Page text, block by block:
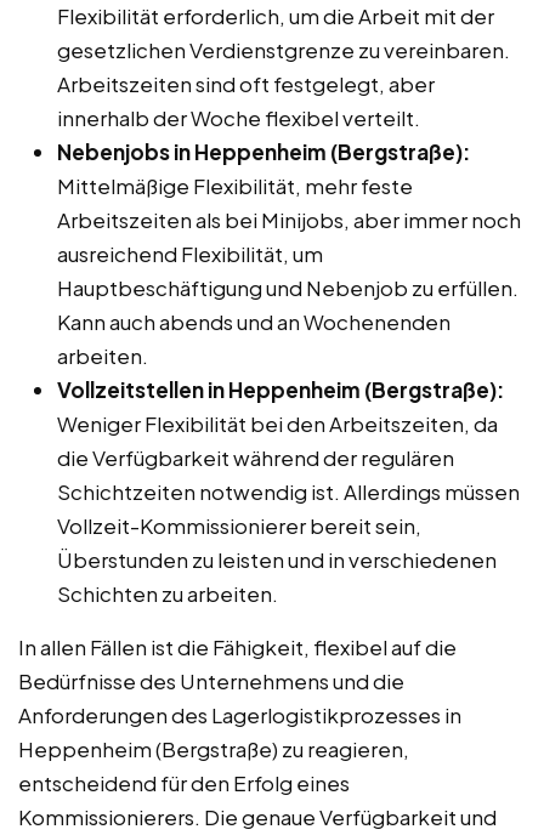
Flexibilität erforderlich, um die Arbeit mit der
gesetzlichen Verdienstgrenze zu vereinbaren.
Arbeitszeiten sind oft festgelegt, aber
innerhalb der Woche flexibel verteilt.
Nebenjobs in Heppenheim (Bergstraße):
Mittelmäßige Flexibilität, mehr feste
Arbeitszeiten als bei Minijobs, aber immer noch
ausreichend Flexibilität, um
Hauptbeschäftigung und Nebenjob zu erfüllen.
Kann auch abends und an Wochenenden
arbeiten.
Vollzeitstellen in Heppenheim (Bergstraße):
Weniger Flexibilität bei den Arbeitszeiten, da
die Verfügbarkeit während der regulären
Schichtzeiten notwendig ist. Allerdings müssen
Vollzeit-Kommissionierer bereit sein,
Überstunden zu leisten und in verschiedenen
Schichten zu arbeiten.
In allen Fällen ist die Fähigkeit, flexibel auf die
Bedürfnisse des Unternehmens und die
Anforderungen des Lagerlogistikprozesses in
Heppenheim (Bergstraße) zu reagieren,
entscheidend für den Erfolg eines
Kommissionierers. Die genaue Verfügbarkeit und